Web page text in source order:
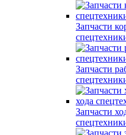
Запчасти
Запчасти
Запчасти